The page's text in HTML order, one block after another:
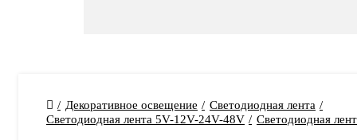
Декоративное освещение
Светодиодная лента
Светодиодная лента 5V-12V-24V-48V
Светодиодная